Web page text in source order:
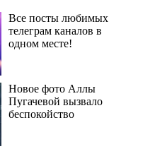
Все посты любимых
телеграм каналов в
одном месте!
Новое фото Аллы
Пугачевой вызвало
беспокойство